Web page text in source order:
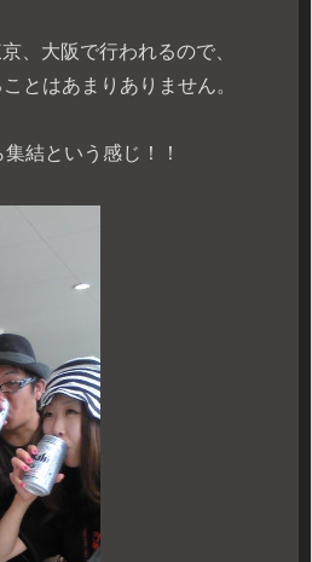
、大阪で行われるので、
とはあまりありません。
結という感じ！！